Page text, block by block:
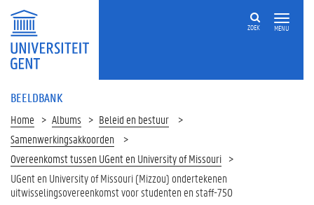
MENU
ZOEK
BEELDBANK
Home Albums
Beleid en bestuur
Samenwerkingsakkoorden
Overeenkomst tussen UGent en University of Missouri
UGent en University of Missouri (Mizzou) ondertekenen
uitwisselingsovereenkomst voor studenten en staff-750